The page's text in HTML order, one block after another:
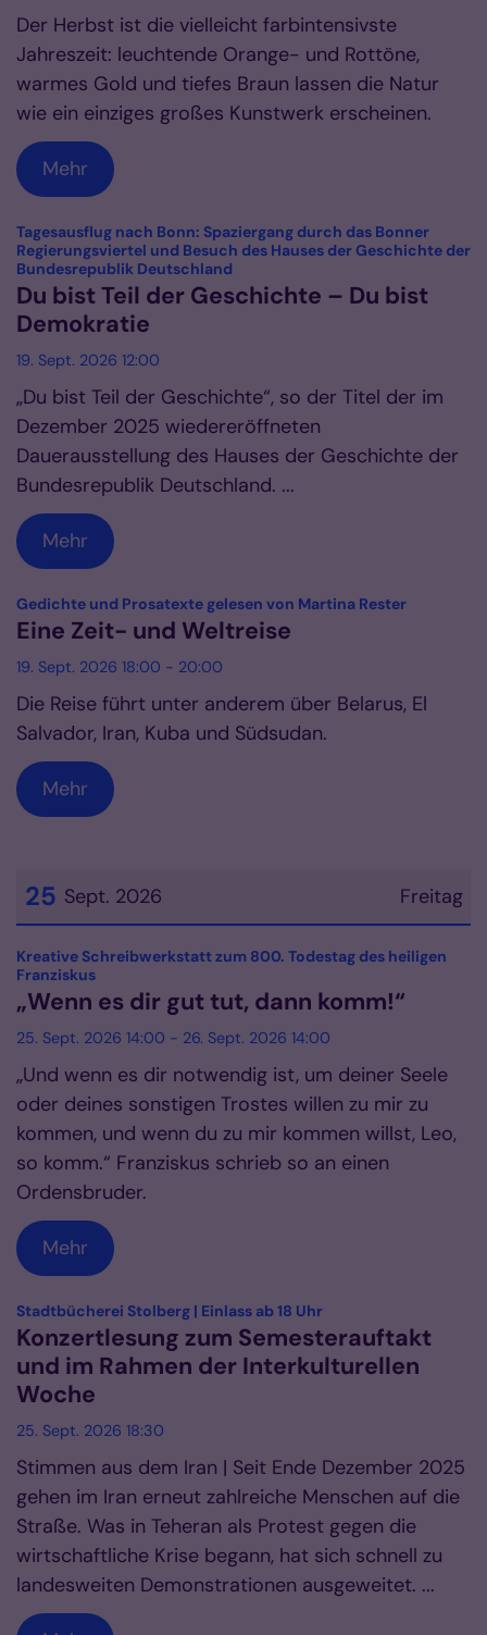
Der Herbst ist die vielleicht farbintensivste
Jahreszeit: leuchtende Orange- und Rottöne,
warmes Gold und tiefes Braun lassen die Natur
wie ein einziges großes Kunstwerk erscheinen.
Mehr
Tagesausflug nach Bonn: Spaziergang durch das Bonner
Regierungsviertel und Besuch des Hauses der Geschichte der
Bundesrepublik Deutschland
Du bist Teil der Geschichte – Du bist
Demokratie
19. Sept. 2026 12:00
„Du bist Teil der Geschichte“, so der Titel der im
Dezember 2025 wiedereröffneten
Dauerausstellung des Hauses der Geschichte der
Bundesrepublik Deutschland. ...
Mehr
Gedichte und Prosatexte gelesen von Martina Rester:
Eine Zeit- und Weltreise
19. Sept. 2026 18:00 - 20:00
Die Reise führt unter anderem über Belarus, El
Salvador, Iran, Kuba und Südsudan.
Mehr
Freitag
25 Sept. 2026
Datum: 25. September 2026
Kreative Schreibwerkstatt zum 800. Todestag des heiligen
Franziskus:
„Wenn es dir gut tut, dann komm!“
25. Sept. 2026 14:00 - 26. Sept. 2026 14:00
„Und wenn es dir notwendig ist, um deiner Seele
oder deines sonstigen Trostes willen zu mir zu
kommen, und wenn du zu mir kommen willst, Leo,
so komm.“ Franziskus schrieb so an einen
Ordensbruder.
Mehr
Stadtbücherei Stolberg | Einlass ab 18 Uhr:
Konzertlesung zum Semesterauftakt
und im Rahmen der Interkulturellen
Woche
25. Sept. 2026 18:30
Stimmen aus dem Iran | Seit Ende Dezember 2025
gehen im Iran erneut zahlreiche Menschen auf die
Straße. Was in Teheran als Protest gegen die
wirtschaftliche Krise begann, hat sich schnell zu
landesweiten Demonstrationen ausgeweitet. ...